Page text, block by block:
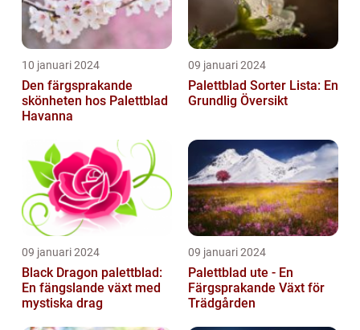
10 januari 2024
Den färgsprakande
skönheten hos Palettblad
Havanna
09 januari 2024
Palettblad Sorter Lista: En
Grundlig Översikt
09 januari 2024
Black Dragon palettblad:
En fängslande växt med
mystiska drag
09 januari 2024
Palettblad ute - En
Färgsprakande Växt för
Trädgården